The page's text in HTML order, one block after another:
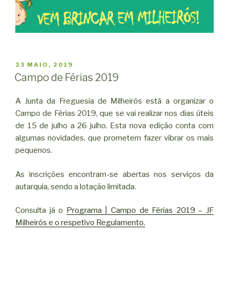
PUBLICADO
EM
23 MAIO, 2019
Campo de Férias 2019
A Junta da Freguesia de Milheirós está a organizar o
Campo de Férias 2019, que se vai realizar nos dias úteis
de 15 de julho a 26 julho. Esta nova edição conta com
algumas novidades, que prometem fazer vibrar os mais
pequenos.
As inscrições encontram-se abertas nos serviços da
autarquia, sendo a lotação limitada.
Consulta já o
Programa | Campo de Férias 2019 – JF
Milheirós e o respetivo Regulamento.